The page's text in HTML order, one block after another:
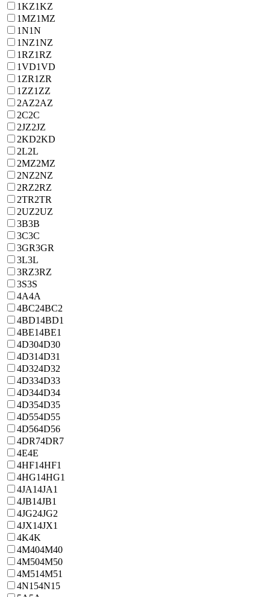
1KZ1KZ
1MZ1MZ
1N1N
1NZ1NZ
1RZ1RZ
1VD1VD
1ZR1ZR
1ZZ1ZZ
2AZ2AZ
2C2C
2JZ2JZ
2KD2KD
2L2L
2MZ2MZ
2NZ2NZ
2RZ2RZ
2TR2TR
2UZ2UZ
3B3B
3C3C
3GR3GR
3L3L
3RZ3RZ
3S3S
4A4A
4BC24BC2
4BD14BD1
4BE14BE1
4D304D30
4D314D31
4D324D32
4D334D33
4D344D34
4D354D35
4D554D55
4D564D56
4DR74DR7
4E4E
4HF14HF1
4HG14HG1
4JA14JA1
4JB14JB1
4JG24JG2
4JX14JX1
4K4K
4M404M40
4M504M50
4M514M51
4N154N15